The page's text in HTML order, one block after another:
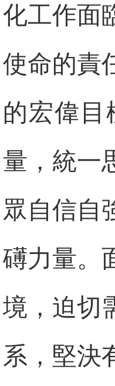
化工作面
使命的責
的宏偉目
量，統一
眾自信自
礡力量。
境，迫切
系，堅決